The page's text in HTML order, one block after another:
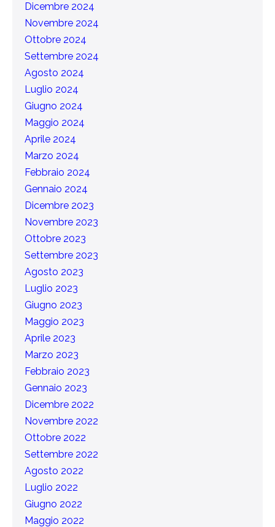
Dicembre 2024
Novembre 2024
Ottobre 2024
Settembre 2024
Agosto 2024
Luglio 2024
Giugno 2024
Maggio 2024
Aprile 2024
Marzo 2024
Febbraio 2024
Gennaio 2024
Dicembre 2023
Novembre 2023
Ottobre 2023
Settembre 2023
Agosto 2023
Luglio 2023
Giugno 2023
Maggio 2023
Aprile 2023
Marzo 2023
Febbraio 2023
Gennaio 2023
Dicembre 2022
Novembre 2022
Ottobre 2022
Settembre 2022
Agosto 2022
Luglio 2022
Giugno 2022
Maggio 2022